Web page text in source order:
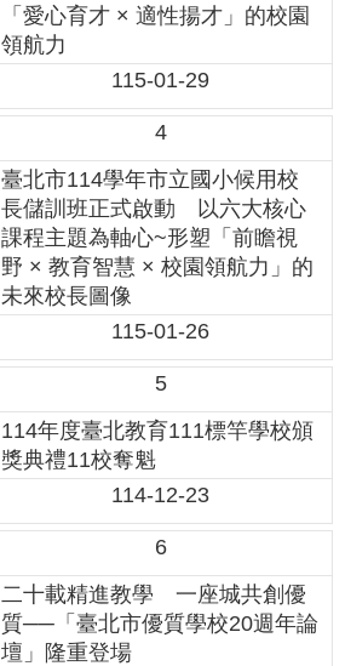
「愛心育才 × 適性揚才」的校園
領航力
115-01-29
4
臺北市114學年市立國小候用校
長儲訓班正式啟動 以六大核心
課程主題為軸心~形塑「前瞻視
野 × 教育智慧 × 校園領航力」的
未來校長圖像
115-01-26
5
114年度臺北教育111標竿學校頒
獎典禮11校奪魁
114-12-23
6
二十載精進教學 一座城共創優
質──「臺北市優質學校20週年論
壇」隆重登場